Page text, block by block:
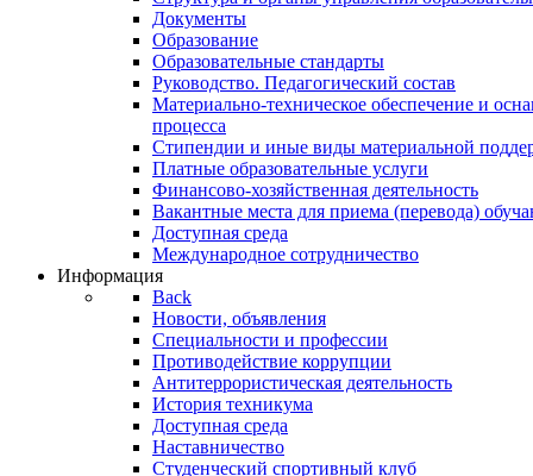
Документы
Образование
Образовательные стандарты
Руководство. Педагогический состав
Материально-техническое обеспечение и
процесса
Стипендии и иные виды материальной
Платные образовательные услуги
Финансово-хозяйственная деятельность
Вакантные места для приема (перевода)
Доступная среда
Международное сотрудничество
Информация
Back
Новости, объявления
Специальности и профессии
Противодействие коррупции
Антитеррористическая деятельность
История техникума
Доступная среда
Наставничество
Студенческий спортивный клуб